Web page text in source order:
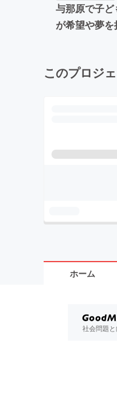
与那原で子
が希望や夢
このプロジ
ホーム
社会問題